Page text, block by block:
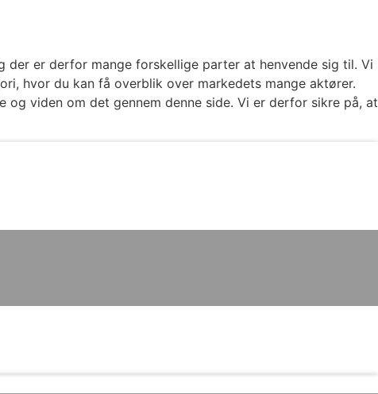
er derfor mange forskellige parter at henvende sig til. Vi
hvor du kan få overblik over markedets mange aktører.
viden om det gennem denne side. Vi er derfor sikre på, at